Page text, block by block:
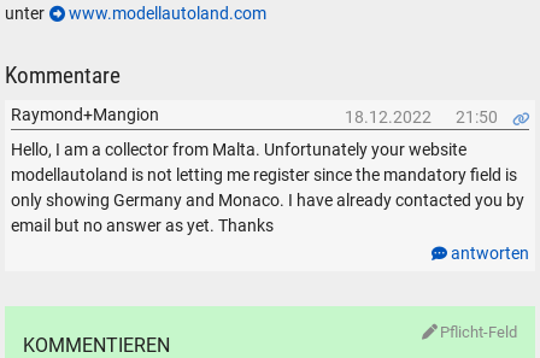
unter
www.modellautoland.com
Kommentare
Raymond+Mangion 18.12.2022
21:50
Hello, I am a collector from Malta. Unfortunately your website
modellautoland is not letting me register since the mandatory field is
only showing Germany and Monaco. I have already contacted you by
email but no answer as yet. Thanks
antworten
Pflicht-Feld
KOMMENTIEREN